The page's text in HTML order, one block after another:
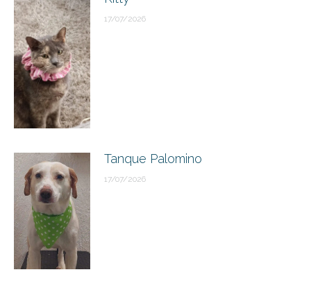
17/07/2026
Tanque Palomino
17/07/2026